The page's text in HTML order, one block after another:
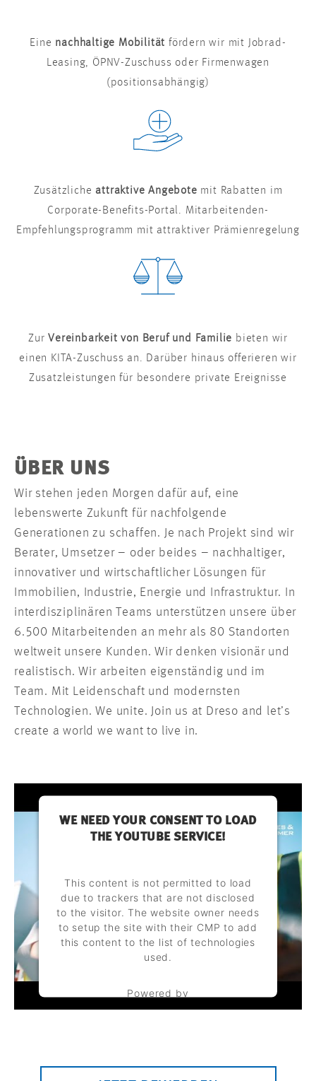
Eine nachhaltige Mobilität fördern wir mit Jobrad-
Leasing, ÖPNV-Zuschuss oder Firmenwagen
(positionsabhängig)
Zusätzliche attraktive Angebote mit Rabatten im
Corporate-Benefits-Portal. Mitarbeitenden-
Empfehlungsprogramm mit attraktiver Prämienregelung
ZurVereinbarkeit von Beruf und Familie bieten wir
einen KITA-Zuschuss an. Darüber hinaus offerieren wir
Zusatzleistungen für besondere private Ereignisse
ÜBER UNS
Wir stehen jeden Morgen dafür auf, eine
lebenswerte Zukunft für nachfolgende
Generationen zu schaffen. Je nach Projekt sind wir
Berater, Umsetzer – oder beides – nachhaltiger,
innovativer und wirtschaftlicher Lösungen für
Immobilien, Industrie, Energie und Infrastruktur. In
interdisziplinären Teams unterstützen unsere über
6.500 Mitarbeitenden an mehr als 80 Standorten
weltweit unsere Kunden. Wir denken visionär und
realistisch. Wir arbeiten eigenständig und im
Team. Mit Leidenschaft und modernsten
Technologien. We unite. Join us at Dreso and let’s
create a world we want to live in.
WE NEED YOUR CONSENT TO LOAD
THE YOUTUBE SERVICE!
This content is not permitted to load
due to trackers that are not disclosed
to the visitor. The website owner needs
to setup the site with their CMP to add
this content to the list of technologies
used.
Powered by
Usercentrics Consent Management